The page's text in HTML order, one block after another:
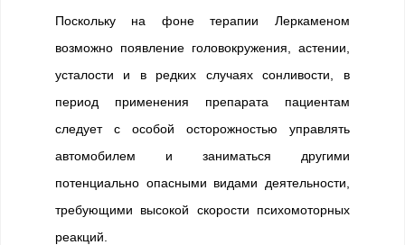
Поскольку на фоне терапии Леркаменом
возможно появление головокружения, астении,
усталости и в редких случаях сонливости, в
период применения препарата пациентам
следует с особой осторожностью управлять
автомобилем и заниматься другими
потенциально опасными видами деятельности,
требующими высокой скорости психомоторных
реакций.